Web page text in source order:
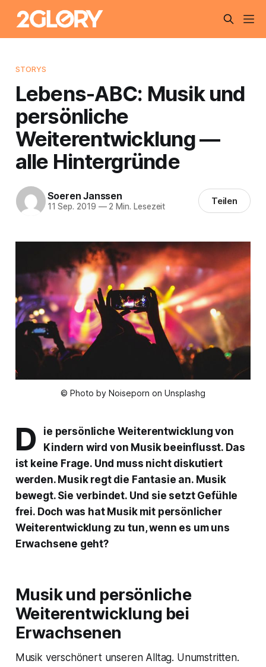
STORYS
Lebens-ABC: Musik und
persönliche
Weiterentwicklung —
alle Hintergründe
Soeren Janssen
11 Sep. 2019 —2 Min. Lesezeit Teilen
© Photo by Noiseporn on Unsplashg
D
ie persönliche Weiterentwicklung von
Kindern wird von Musik beeinflusst. Das
ist keine Frage. Und muss nicht diskutiert
werden. Musik regt die Fantasie an. Musik
bewegt. Sie verbindet. Und sie setzt Gefühle
frei. Doch was hat Musik mit persönlicher
Weiterentwicklung zu tun, wenn es um uns
Erwachsene geht?
Musik und persönliche
Weiterentwicklung bei
Erwachsenen
Musik verschönert unseren Alltag. Unumstritten.